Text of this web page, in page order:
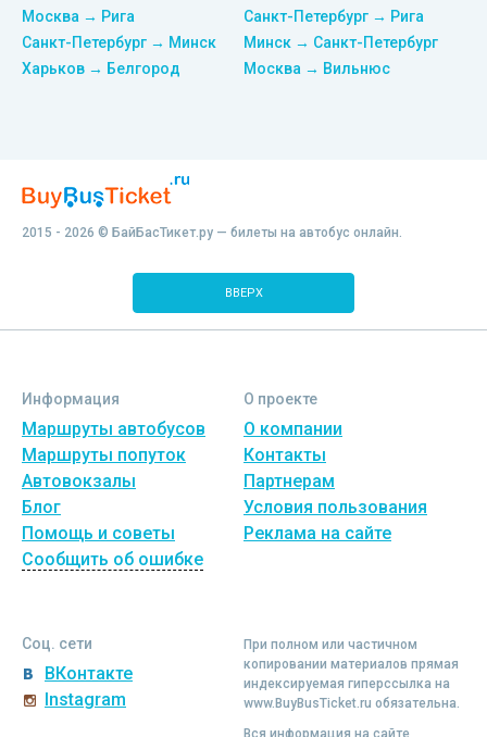
Москва → Рига
Санкт-Петербург → Минск
Харьков → Белгород
Санкт-Петербург → Рига
Минск → Санкт-Петербург
Москва → Вильнюс
2015 - 2026 © БайБасТикет.ру — билеты на автобус онлайн.
ВВЕРХ
Информация
Маршруты автобусов
Маршруты попуток
Автовокзалы
Блог
Помощь и советы
Сообщить об ошибке
О проекте
О компании
Контакты
Партнерам
Условия пользования
Реклама на сайте
Соц. сети
ВКонтакте
Instagram
При полном или частичном
копировании материалов прямая
индексируемая гиперссылка на
www.BuyBusTicket.ru обязательна.
Вся информация на сайте